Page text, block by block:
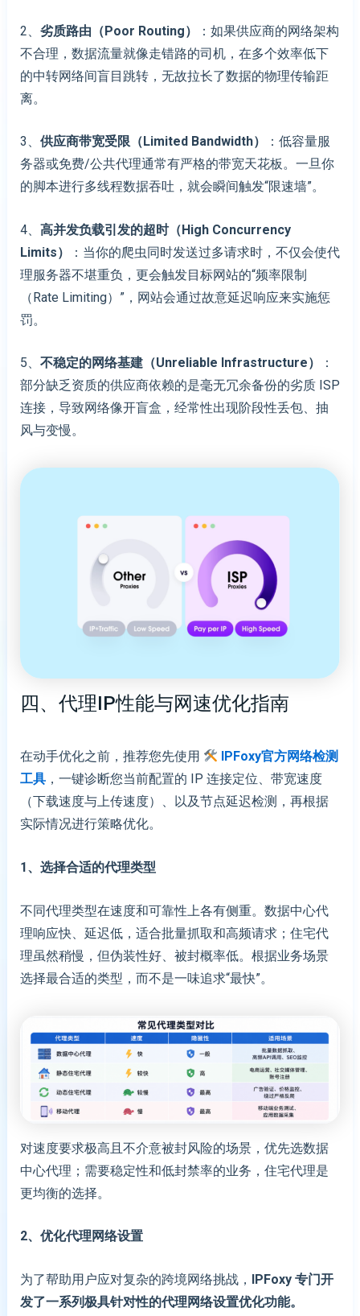
2、 劣质路由（Poor Routing）
：如果供应商的网络架构
不合理，数据流量就像走错路的司机，在多个效率低下
的中转网络间盲目跳转，无故拉长了数据的物理传输距
离。
3、 供应商带宽受限（Limited Bandwidth）
：低容量服
务器或免费/公共代理通常有严格的带宽天花板。一旦你
的脚本进行多线程数据吞吐，就会瞬间触发“限速墙”。
4、 高并发负载引发的超时（High Concurrency
Limits）
：当你的爬虫同时发送过多请求时，不仅会使代
理服务器不堪重负，更会触发目标网站的“频率限制
（Rate Limiting）”，网站会通过故意延迟响应来实施惩
罚。
5、 不稳定的网络基建（Unreliable Infrastructure）
：
部分缺乏资质的供应商依赖的是毫无冗余备份的劣质 ISP
连接，导致网络像开盲盒，经常性出现阶段性丢包、抽
风与变慢。
四、代理IP性能与网速优化指南
在动手优化之前，推荐您先使用
IPFoxy官方网络检测
工具，一键诊断您当前配置的 IP 连接定位、带宽速度
（下载速度与上传速度）、以及节点延迟检测，再根据
实际情况进行策略优化。
1、 选择合适的代理类型
不同代理类型在速度和可靠性上各有侧重。数据中心代
理响应快、延迟低，适合批量抓取和高频请求；住宅代
理虽然稍慢，但伪装性好、被封概率低。根据业务场景
选择最合适的类型，而不是一味追求“最快”。
对速度要求极高且不介意被封风险的场景，优先选数据
中心代理；需要稳定性和低封禁率的业务，住宅代理是
更均衡的选择。
2、优化代理网络设置
为了帮助用户应对复杂的跨境网络挑战， IPFoxy 专门开
发了一系列极具针对性的代理网络设置优化功能。